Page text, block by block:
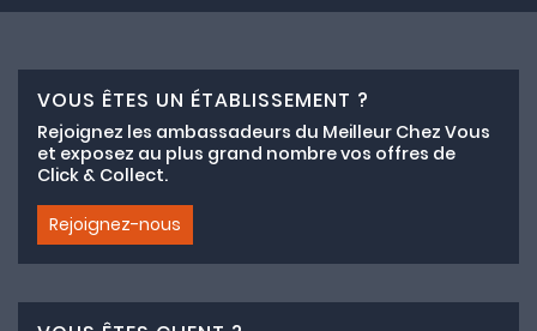
VOUS ÊTES UN ÉTABLISSEMENT ?
Rejoignez les ambassadeurs du Meilleur Chez Vous
et exposez au plus grand nombre vos offres de
Click & Collect.
Rejoignez-nous